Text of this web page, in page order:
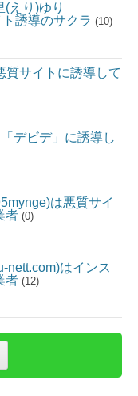
えり)ゆり
誘導のサクラ (10)
質サイトに誘導して
デビデ」に誘導し
は悪質サイ
者 (0)
nett.com)はインス
者 (12)